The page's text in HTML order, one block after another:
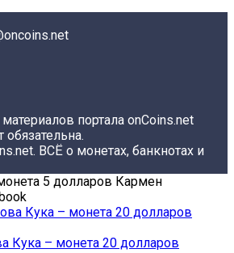
портала onCoins.net
обязательна.
ВСЁ о монетах, банкнотах и
5 долларов Кармен
Кука – монета 20 долларов